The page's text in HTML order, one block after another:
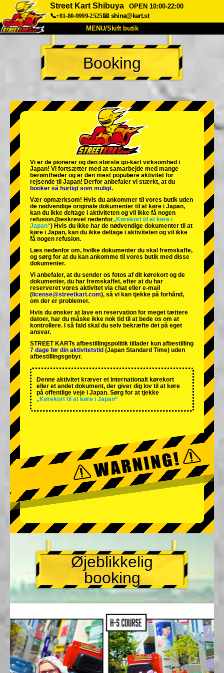
Street Kart Shibuya
OPEN 10:00-22:00
📞+81-80-9999-2525📧 shina@kart.st
MENU/Skift butik
TOP
Om Specifikationer Pris
Virksomhed Booking
Skift butik
Tokyo Shinagawa Tokyo Akihabara#1
Tokyo Akihabara#2
Tokyo Shibuya Annex Tokyo Bay
Tokyo Asakusa Osaka
Okinawa
Booking
Vi er de pionerer og den største go-kart virksomhed i
Japan! Vi fortsætter med at samarbejde med mange
berømtheder og er den mest populære aktivitet for
rejsende til Japan! Derfor anbefaler vi stærkt, at du
booker så hurtigt som muligt.
Vær opmærksom! Hvis du ankommer til vores butik uden
de nødvendige originale dokumenter til at køre i Japan,
kan du ikke deltage i aktiviteten og vil ikke få nogen
refusion.(beskrevet nedenfor„Kørekort til at køre i
Japan“) Hvis du ikke har de nødvendige dokumenter til at
køre i Japan, kan du ikke deltage i aktiviteten og vil ikke
få nogen refusion.
Læs nedenfor om, hvilke dokumenter du skal fremskaffe,
og sørg for at du kan ankomme til vores butik med disse
dokumenter.
Vi anbefaler, at du sender os fotos af dit kørekort og de
dokumenter, du har fremskaffet, efter at du har
reserveret vores aktivitet via chat eller e-mail
( license@streetkart.com), så vi kan tjekke på forhånd,
om der er problemer.
Hvis du ønsker at lave en reservation for meget tættere
datoer, har du måske ikke nok tid til at bede os om at
kontrollere. I så fald skal du selv bekræfte det på eget
ansvar.
STREET KARTs afbestillingspolitik tillader kun afbestilling
7 dage før din aktivitetstid (Japan Standard Time) uden
afbestillingsgebyr.
Denne aktivitet kræver et internationalt kørekort
eller et andet dokument, der giver dig lov til at køre
på offentlige veje i Japan. Sørg for at tjekke
„Kørekort til at køre i Japan“
Øjeblikkelig
booking